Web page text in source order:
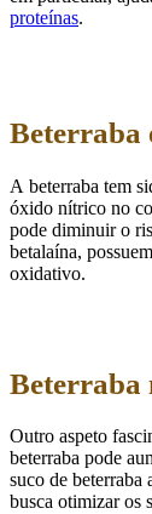
proteínas.
Beterraba
A beterraba tem
óxido nítrico no
pode diminuir o
betalaína, possuem
oxidativo.
Beterraba
Outro aspeto
beterraba pode
suco de beterraba
busca otimizar os